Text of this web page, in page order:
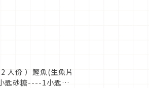
人份 ）鰹魚(生魚片
砂糖----1小匙醬